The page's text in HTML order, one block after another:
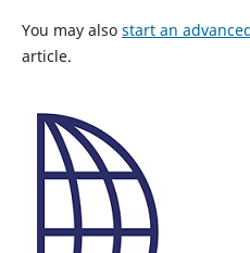
You may also start an
article.